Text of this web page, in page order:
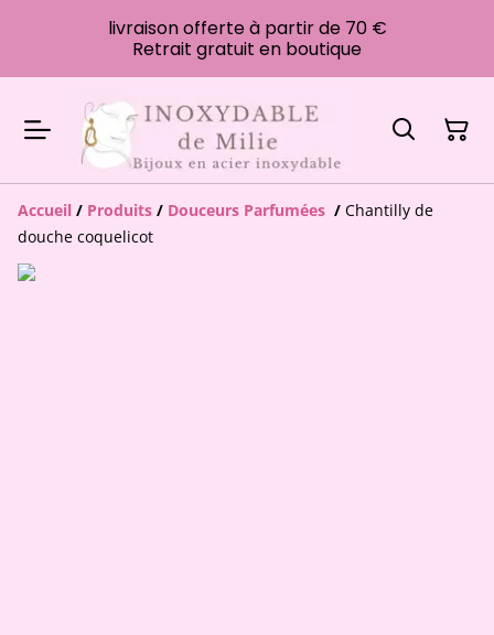
livraison offerte à partir de 70 €
Retrait gratuit en boutique
Accueil / Produits / Douceurs Parfumées / Chantilly de
douche coquelicot